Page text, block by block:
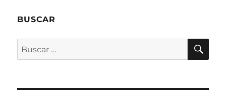
BUSCAR
Buscar
por: